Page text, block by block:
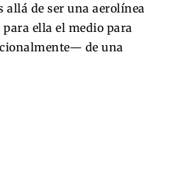
allá de ser una aerolínea
ella el medio para
de una